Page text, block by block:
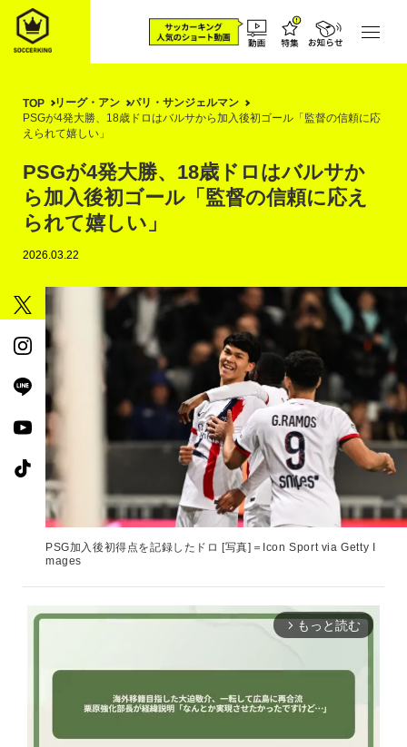
TOP リーグ・アン
パリ・サンジェルマン
PSGが4発大勝、18歳ドロはバルサから加入後初ゴール「監督の信頼に応
えられて嬉しい」
PSGが4発大勝、18歳ドロはバルサか
ら加入後初ゴール「監督の信頼に応え
られて嬉しい」
2026.03.22
PSG加入後初得点を記録したドロ [写真]＝Icon Sport via Getty I
mages
arrow_forward_ios もっと読む